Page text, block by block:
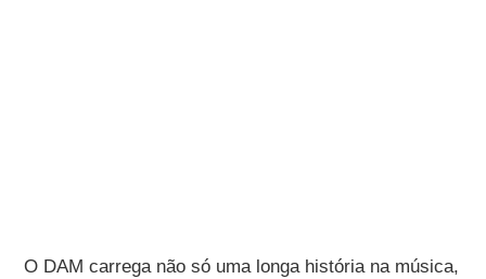
O DAM carrega não só uma longa história na música,